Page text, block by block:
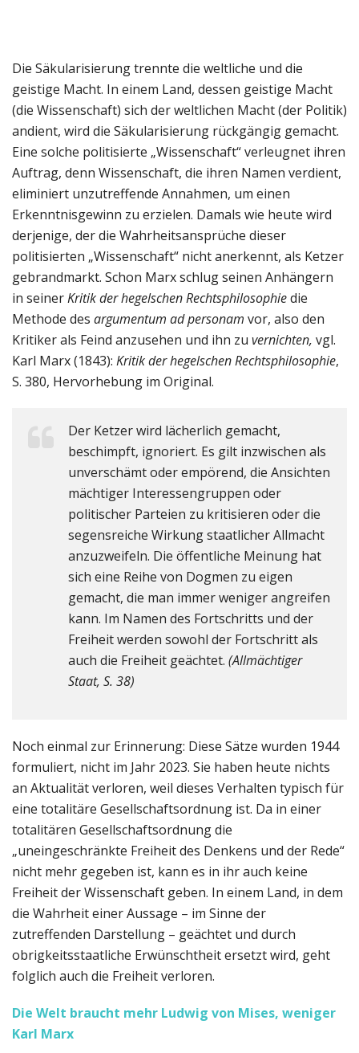
Die Säkularisierung trennte die weltliche und die
geistige Macht. In einem Land, dessen geistige Macht
(die Wissenschaft) sich der weltlichen Macht (der Politik)
andient, wird die Säkularisierung rückgängig gemacht.
Eine solche politisierte „Wissenschaft“ verleugnet ihren
Auftrag, denn Wissenschaft, die ihren Namen verdient,
eliminiert unzutreffende Annahmen, um einen
Erkenntnisgewinn zu erzielen. Damals wie heute wird
derjenige, der die Wahrheitsansprüche dieser
politisierten „Wissenschaft“ nicht anerkennt, als Ketzer
gebrandmarkt. Schon Marx schlug seinen Anhängern
in seinerKritik der hegelschen Rechtsphilosophiedie
Methode des argumentum ad personam vor, also den
Kritiker als Feind anzusehen und ihn zu vernichten, vgl.
Karl Marx (1843): Kritik der hegelschen Rechtsphilosophie,
S. 380, Hervorhebung im Original.
Der Ketzer wird lächerlich gemacht,
beschimpft, ignoriert. Es gilt inzwischen als
unverschämt oder empörend, die Ansichten
mächtiger Interessengruppen oder
politischer Parteien zu kritisieren oder die
segensreiche Wirkung staatlicher Allmacht
anzuzweifeln. Die öffentliche Meinung hat
sich eine Reihe von Dogmen zu eigen
gemacht, die man immer weniger angreifen
kann. Im Namen des Fortschritts und der
Freiheit werden sowohl der Fortschritt als
auch die Freiheit geächtet. (Allmächtiger
Staat, S. 38)
Noch einmal zur Erinnerung: Diese Sätze wurden 1944
formuliert, nicht im Jahr 2023. Sie haben heute nichts
an Aktualität verloren, weil dieses Verhalten typisch für
eine totalitäre Gesellschaftsordnung ist. Da in einer
totalitären Gesellschaftsordnung die
„uneingeschränkte Freiheit des Denkens und der Rede“
nicht mehr gegeben ist, kann es in ihr auch keine
Freiheit der Wissenschaft geben. In einem Land, in dem
die Wahrheit einer Aussage – im Sinne der
zutreffenden Darstellung – geächtet und durch
obrigkeitsstaatliche Erwünschtheit ersetzt wird, geht
folglich auch die Freiheit verloren.
Die Welt braucht mehr Ludwig von Mises, weniger
Karl Marx